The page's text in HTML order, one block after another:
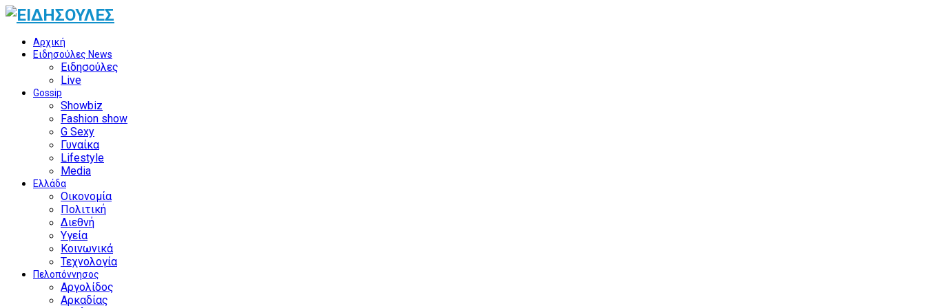
Αρχική
Ειδησούλες News
Ειδησούλες
Live
Gossip
Showbiz
Fashion show
G Sexy
Γυναίκα
Lifestyle
Media
Ελλάδα
Οικονομία
Πολιτική
Διεθνή
Υγεία
Κοινωνικά
Τεχνολογία
Πελοπόννησος
Αργολίδος
Αρκαδίας